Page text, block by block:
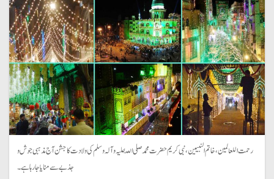
رحمت اللعالمین، خاتم النبیین، نبی کریم حضرت محمد صلی اللّٰہ علیہ وآلہ وسلم کی ولادت کا جشن آج مذہبی جوش و
جذبے سے منایا جارہا ہے۔